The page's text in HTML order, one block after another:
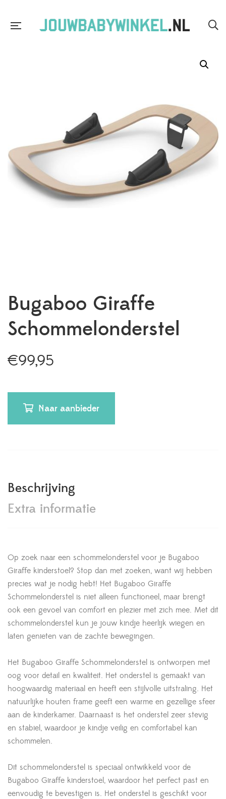
Bugaboo Giraffe
Schommelonderstel
€99,95
Naar aanbieder
Beschrijving
Extra informatie
Op zoek naar een schommelonderstel voor je Bugaboo
Giraffe kinderstoel? Stop dan met zoeken, want wij hebben
precies wat je nodig hebt! Het Bugaboo Giraffe
Schommelonderstel is niet alleen functioneel, maar brengt
ook een gevoel van comfort en plezier met zich mee. Met dit
schommelonderstel kun je jouw kindje heerlijk wiegen en
laten genieten van de zachte bewegingen.
Het Bugaboo Giraffe Schommelonderstel is ontworpen met
oog voor detail en kwaliteit. Het onderstel is gemaakt van
hoogwaardig materiaal en heeft een stijlvolle uitstraling. Het
natuurlijke houten frame geeft een warme en gezellige sfeer
aan de kinderkamer. Daarnaast is het onderstel zeer stevig
en stabiel, waardoor je kindje veilig en comfortabel kan
schommelen.
Dit schommelonderstel is speciaal ontwikkeld voor de
Bugaboo Giraffe kinderstoel, waardoor het perfect past en
eenvoudig te bevestigen is. Het onderstel is geschikt voor